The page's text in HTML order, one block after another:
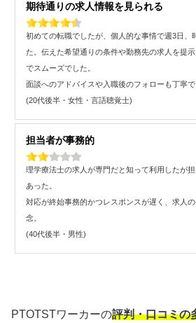
期待通りの求人情報を見られる
初めての転職でしたが、個人的な事情で週3日、
た。伝えた希望通りの条件や勤務先の求人を提
でスムーズでした。
面談へのアドバイスや入職後のフォローも丁寧
(20代後半・女性・言語聴覚士)
担当者が事務的
理学療法士の求人が専門だと知って利用したが
あった。
対応が終始事務的かつレスポンスが遅く、求人
念。
(40代後半・男性)
PTOTSTワーカーの評判・口コミの